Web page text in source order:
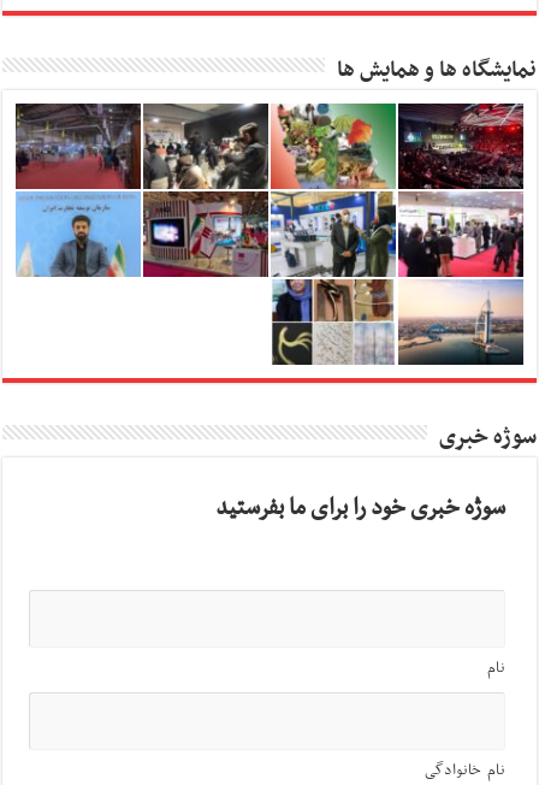
نمایشگاه ها و همایش ها
سوژه خبری
سوژه خبری خود را برای ما بفرستید
نام
نام خانوادگی